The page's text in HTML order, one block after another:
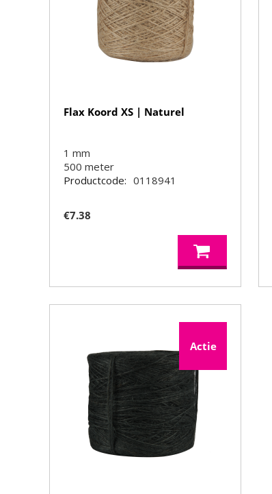
Flax Koord XS | Naturel
1 mm
500 meter
Productcode: 0118941
€7.38
Actie